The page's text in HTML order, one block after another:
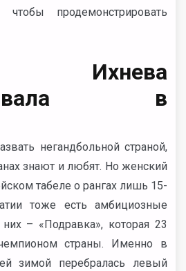
чтобы продемонстрировать
Ихнева
в
негандбольной страной,
знают и любят. Но женский
табеле о рангах лишь 15-
тоже есть амбициозные
– «Подравка», которая 23
страны. Именно в
зимой перебралась левый